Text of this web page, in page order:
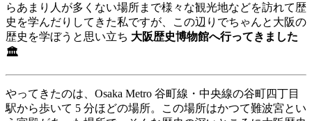
らあまり人が多くない場所まで様々な観光地などを訪れて歴
史を学んだりしてきた私ですが、この辺りでちゃんと大阪の
歴史を学ぼうと思い立ち 大阪歴史博物館へ行ってきました
🏛
やってきたのは、Osaka Metro 谷町線・中央線の谷町四丁目
駅から歩いて 5 分ほどの場所。この場所はかつて難波宮とい